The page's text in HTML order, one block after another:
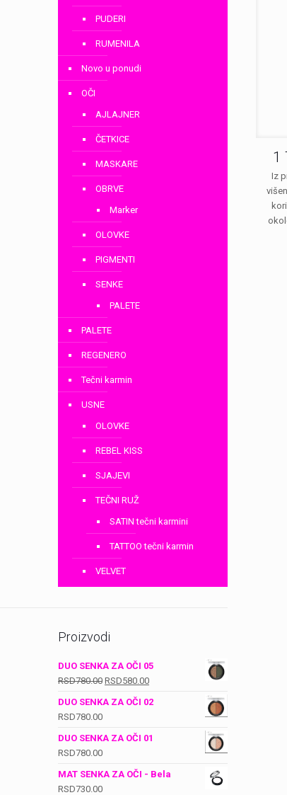
1
Iz
PUDERI
RUMENILA
Novo u ponudi
OČI
AJLAJNER
ČETKICE
MASKARE
OBRVE
Marker
OLOVKE
PIGMENTI
SENKE
PALETE
PALETE
REGENERO
Tečni karmin
USNE
OLOVKE
REBEL KISS
SJAJEVI
TEČNI RUŽ
SATIN tečni karmini
TATTOO tečni karmin
VELVET
Proizvodi
DUO SENKA ZA OČI 05
RSD780.00 Оригинална
RSD780.00.
RSD580.00Тренутна
DUO SENKA ZA OČI 02
RSD780.00
DUO SENKA ZA OČI 01
RSD780.00
MAT SENKA ZA OČI - Bela
RSD730.00